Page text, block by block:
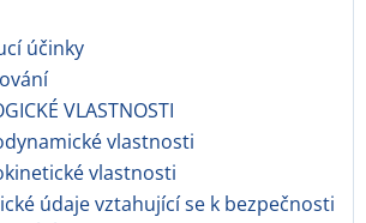
účinky
VLASTNOSTI
vlastnosti
vlastnosti
údaje vztahující se k bezpečnosti